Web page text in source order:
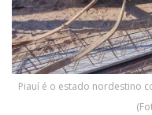
Piauí é o estado nordestino